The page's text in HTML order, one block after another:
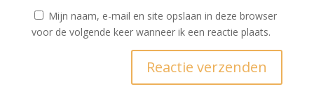
Mijn naam, e-mail en site opslaan in deze browser
voor de volgende keer wanneer ik een reactie plaats.